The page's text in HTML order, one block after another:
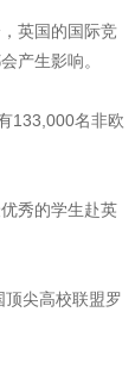
英国的国际竞
产生影响。
133,000名非欧
秀的学生赴英
尖高校联盟罗